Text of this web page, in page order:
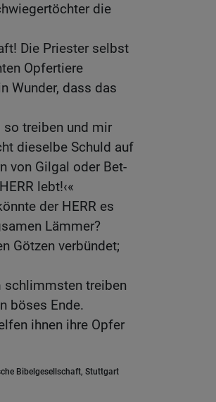
die
Die Priester selbst
Opfertiere
Wunder, dass das
so treiben und mir
dieselbe Schuld auf
von Gilgal oder Bet-
lebt!‹«
der HERR es
Lämmer?
Götzen verbündet;
schlimmsten treiben
böses Ende.
ihnen ihre Opfer
Bibelgesellschaft, Stuttgart